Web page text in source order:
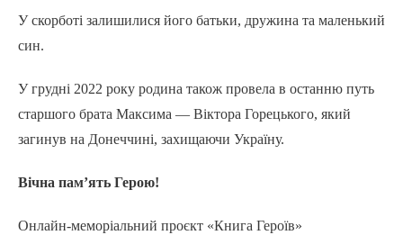
У скорботі залишилися його батьки, дружина та маленький
син.
У грудні 2022 року родина також провела в останню путь
старшого брата Максима — Віктора Горецького, який
загинув на Донеччині, захищаючи Україну.
Вічна пам’ять Герою!
Онлайн-меморіальний проєкт «Книга Героїв»